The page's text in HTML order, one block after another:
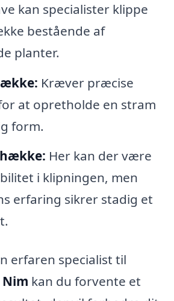
kan specialister klippe
bestående af
planter.
Kræver præcise
at opretholde en stram
form.
Her kan der være
i klipningen, men
erfaring sikrer stadig et
erfaren specialist til
kan du forvente et